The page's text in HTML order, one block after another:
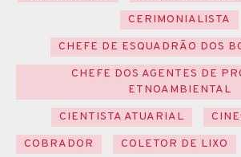
CERIMONIALISTA
CHEFE DE ESQUADRÃO DOS
CHEFE DOS AGENTES DE
ETNOAMBIENTAL
CIENTISTA ATUARIAL
COBRADOR
COLETOR DE LIXO